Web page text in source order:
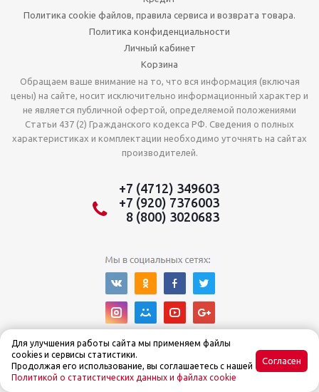
Политика cookie файлов, правила сервиса и возврата товара.
Политика конфиденциальности
Личный кабинет
Корзина
Обращаем ваше внимание на то, что вся информация (включая
цены) на сайте, носит исключительно информационный характер и
не является публичной офертой, определяемой положениями
Статьи 437 (2) Гражданского кодекса РФ. Сведения о полных
характеристиках и комплектации необходимо уточнять на сайтах
производителей.
+7 (4712) 349603
+7 (920) 7376003
8 (800) 3020683
© Интернет-магазин Tehnoslon™ 2015–2025
Для улучшения работы сайта мы применяем файлы
cookies и сервисы статистики.
Продолжая его использование, вы соглашаетесь с нашей
Политикой о статистических данных и файлах cookie
Согласен